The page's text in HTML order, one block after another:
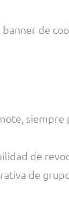
de
de
de